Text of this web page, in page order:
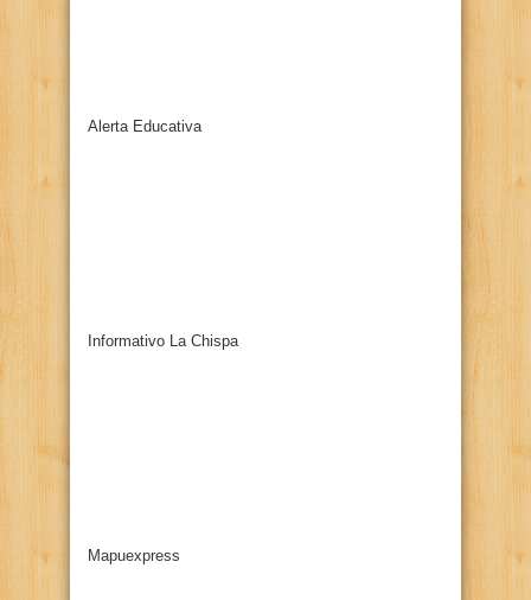
Alerta Educativa
Informativo La Chispa
Mapuexpress